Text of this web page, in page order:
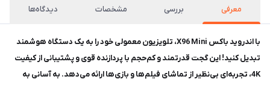
معرفی بررسی مشخصات دیدگاه‌ها
با اندروید باکس X96 Mini، تلویزیون معمولی خود را به یک دستگاه هوشمند
تبدیل کنید! این گجت قدرتمند و کم‌حجم با پردازنده قوی و پشتیبانی از کیفیت
4K، تجربه‌ای بی‌نظیر از تماشای فیلم‌ها و بازی‌ها ارائه می‌دهد. به آسانی به